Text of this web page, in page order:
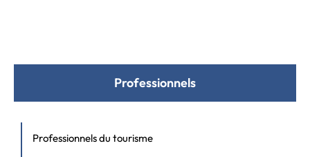
Professionnels
Professionnels du tourisme